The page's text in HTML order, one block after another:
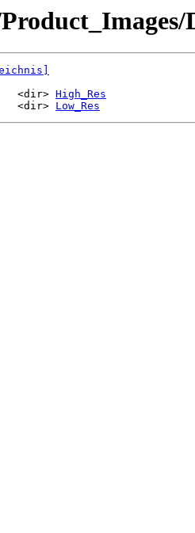
<dir> High_Res
<dir> Low_Res